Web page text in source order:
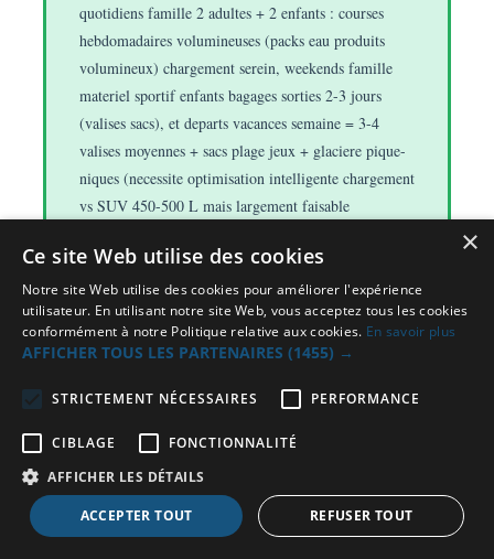
quotidiens famille 2 adultes + 2 enfants : courses
hebdomadaires volumineuses (packs eau produits
volumineux) chargement serein, weekends famille
materiel sportif enfants bagages sorties 2-3 jours
(valises sacs), et departs vacances semaine = 3-4
valises moyennes + sacs plage jeux + glaciere pique-
niques (necessite optimisation intelligente chargement
vs SUV 450-500 L mais largement faisable
charger 1 sac supplementaire weekend ou courses
volumineuses supplementaires marge appreciable.
Forme coffre optimisee accessibilite praticite : Au-
praticite chargement : ouverture hayon large acces
chargement objets lourds volumineux, hauteur sous
plage arriere correcte permettant empiler bagages
verticalement, et banquette arriere rabattable 60/40
modularite augmenter volume utile objets longs
×
Ce site Web utilise des cookies
Notre site Web utilise des cookies pour améliorer l'expérience
utilisateur. En utilisant notre site Web, vous acceptez tous les cookies
conformément à notre Politique relative aux cookies. En savoir plus
AFFICHER TOUS LES PARTENAIRES (1455) →
STRICTEMENT NÉCESSAIRES PERFORMANCE
CIBLAGE
FONCTIONNALITÉ
AFFICHER LES DÉTAILS
ACCEPTER TOUT REFUSER TOUT